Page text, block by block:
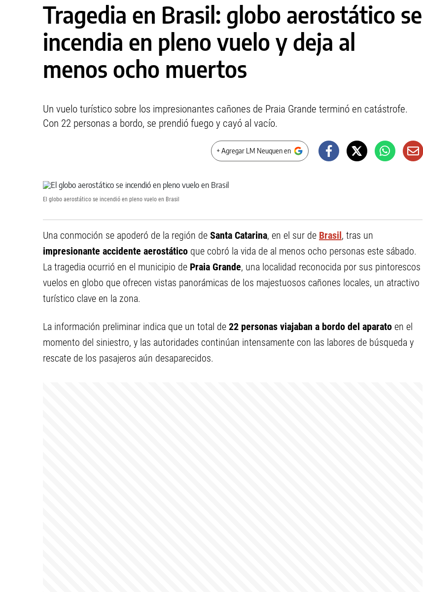
Tragedia en Brasil: globo aerostático se
incendia en pleno vuelo y deja al
menos ocho muertos
Un vuelo turístico sobre los impresionantes cañones de Praia Grande terminó en catástrofe.
Con 22 personas a bordo, se prendió fuego y cayó al vacío.
+ Agregar LM Neuquen en
El globo aerostático se incendió en pleno vuelo en Brasil
Una conmoción se apoderó de la región de Santa Catarina, en el sur de Brasil, tras un
impresionante accidente aerostático que cobró la vida de al menos ocho personas este sábado.
La tragedia ocurrió en el municipio de Praia Grande, una localidad reconocida por sus pintorescos
vuelos en globo que ofrecen vistas panorámicas de los majestuosos cañones locales, un atractivo
turístico clave en la zona.
La información preliminar indica que un total de 22 personas viajaban a bordo del aparato en el
momento del siniestro, y las autoridades continúan intensamente con las labores de búsqueda y
rescate de los pasajeros aún desaparecidos.